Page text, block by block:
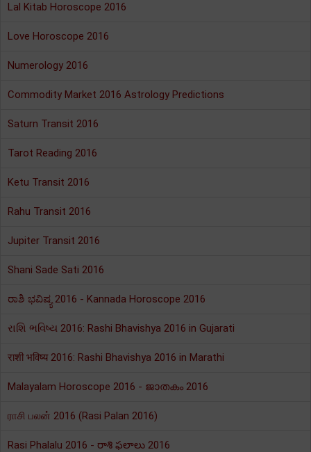
Lal Kitab Horoscope 2016
Love Horoscope 2016
Numerology 2016
Commodity Market 2016 Astrology Predictions
Saturn Transit 2016
Tarot Reading 2016
Ketu Transit 2016
Rahu Transit 2016
Jupiter Transit 2016
Shani Sade Sati 2016
ರಾಶಿ ಭವಿಷ್ಯ 2016 - Kannada Horoscope 2016
રાશિ ભવિષ્ય 2016: Rashi Bhavishya 2016 in Gujarati
राशी भविष्य 2016: Rashi Bhavishya 2016 in Marathi
Malayalam Horoscope 2016 - ജാതകം 2016
ராசி பலன் 2016 (Rasi Palan 2016)
Rasi Phalalu 2016 - రాశి ఫలాలు 2016